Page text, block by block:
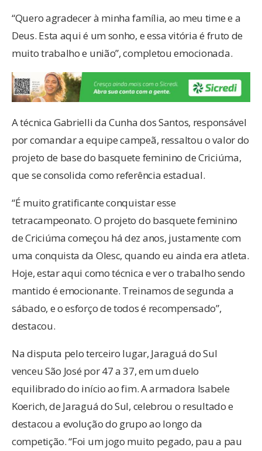
“Quero agradecer à minha família, ao meu time e a
Deus. Esta aqui é um sonho, e essa vitória é fruto de
muito trabalho e união”, completou emocionada.
A técnica Gabrielli da Cunha dos Santos, responsável
por comandar a equipe campeã, ressaltou o valor do
projeto de base do basquete feminino de Criciúma,
que se consolida como referência estadual.
“É muito gratificante conquistar esse
tetracampeonato. O projeto do basquete feminino
de Criciúma começou há dez anos, justamente com
uma conquista da Olesc, quando eu ainda era atleta.
Hoje, estar aqui como técnica e ver o trabalho sendo
mantido é emocionante. Treinamos de segunda a
sábado, e o esforço de todos é recompensado”,
destacou.
Na disputa pelo terceiro lugar, Jaraguá do Sul
venceu São José por 47 a 37, em um duelo
equilibrado do início ao fim. A armadora Isabele
Koerich, de Jaraguá do Sul, celebrou o resultado e
destacou a evolução do grupo ao longo da
competição. “Foi um jogo muito pegado, pau a pau